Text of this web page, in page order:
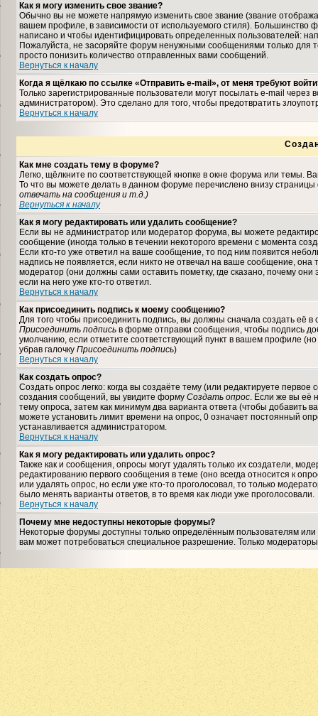
Как я могу изменить свое звание?
Обычно вы не можете напрямую изменить свое звание (звание
вашем профиле, в зависимости от используемого стиля). Большинство
написано и чтобы идентифицировать определенных пользователей:
Пожалуйста, не засоряйте форум ненужными сообщениями только для
просто понизить количество отправленных вами сообщений.
Вернуться к началу
Когда я щёлкаю по ссылке «Отправить e-mail», от меня требуют
Только зарегистрированные пользователи могут посылать e-mail
администратором). Это сделано для того, чтобы предотвратить
Вернуться к началу
Как мне создать тему в форуме?
Легко, щёлкните по соответствующей кнопке в окне форума или темы.
То что вы можете делать в данном форуме перечислено внизу
отвечать на сообщения и т.д.)
Вернуться к началу
Как я могу редактировать или удалить сообщение?
Если вы не администратор или модератор форума, вы можете
сообщение (иногда только в течении некоторого времени с момента
Если кто-то уже ответил на ваше сообщение, то под ним появится
надпись не появляется, если никто не отвечал на ваше сообщение,
модератор (они должны сами оставить пометку, где сказано, почему
если на него уже кто-то ответил.
Вернуться к началу
Как присоединить подпись к моему сообщению?
Для того чтобы присоединить подпись, вы должны сначала создать её
Присоединить подпись в форме отправки сообщения, чтобы подпись
умолчанию, если отметите соответствующий пункт в вашем профиле
убрав галочку Присоединить подпись)
Вернуться к началу
Как создать опрос?
Создать опрос легко: когда вы создаёте тему (или редактируете
создания сообщений, вы увидите форму Создать опрос. Если же вы её
тему опроса, затем как минимум два варианта ответа (чтобы добавить
можете установить лимит времени на опрос, 0 означает постоянный
устанавливается администратором.
Вернуться к началу
Как я могу редактировать или удалить опрос?
Также как и сообщения, опросы могут удалять только их создатели,
редактированию первого сообщения в теме (оно всегда относится к
или удалять опрос, но если уже кто-то проголосовал, то только
было менять варианты ответов, в то время как люди уже проголосовали.
Вернуться к началу
Почему мне недоступны некоторые форумы?
Некоторые форумы доступны только определённым пользователям
вам может потребоваться специальное разрешение. Только